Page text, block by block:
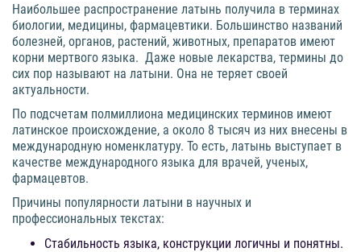
Наибольшее распространение латынь получила в терминах
биологии, медицины, фармацевтики. Большинство названий
болезней, органов, растений, животных, препаратов имеют
корни мертвого языка. Даже новые лекарства, термины до
сих пор называют на латыни. Она не теряет своей
актуальности.
По подсчетам полмиллиона медицинских терминов имеют
латинское происхождение, а около 8 тысяч из них внесены в
международную номенклатуру. То есть, латынь выступает в
качестве международного языка для врачей, ученых,
фармацевтов.
Причины популярности латыни в научных и
профессиональных текстах:
Стабильность языка, конструкции логичны и понятны.